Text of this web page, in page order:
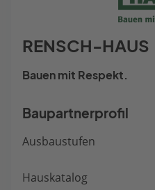
RENSCH-HAUS
Bauen mit Respekt.
Baupartnerprofil
Ausbaustufen
Hauskatalog